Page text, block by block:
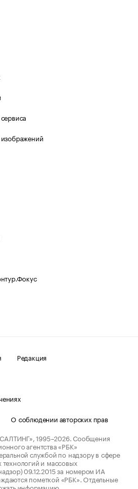
Редакция
О соблюдении авторских прав
1995–2026.Сообщения
агентства «РБК»
службой по надзору в сфере
и массовых
09.12.2015 за номером ИА
пометкой «РБК». Отдельные